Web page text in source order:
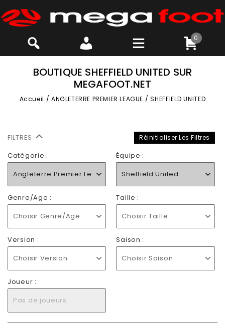
0
BOUTIQUE SHEFFIELD UNITED SUR
MEGAFOOT.NET
Accueil / ANGLETERRE PREMIER LEAGUE /SHEFFIELD UNITED
FILTRES Réinitialiser Les Filtres
Catégorie :
Angleterre Premier League
Équipe :
Sheffield United
Genre/Age :
Choisir Genre/Age
Taille :
Choisir Taille
Version :
Choisir Version
Saison :
Choisir Saison
Joueur :
Pas de joueurs